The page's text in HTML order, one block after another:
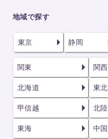
地域で探す
東京 静岡
関東 関西
北海道 東北
甲信越 北陸
東海 中国